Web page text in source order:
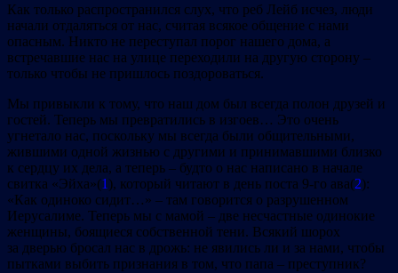
Как только распространился слух, что реб Лейб исчез, люди
начали отдаляться от нас, считая всякое общение с нами
опасным. Никто не переступал порог нашего дома, а
встречавшие нас на улице переходили на другую сторону –
только чтобы не пришлось поздороваться.
Мы привыкли к тому, что наш дом был всегда полон друзей и
гостей. Теперь мы превратились в изгоев… Это очень
угнетало нас, поскольку мы всегда были общительными,
жившими одной жизнью с другими и принимавшими близко
к сердцу их дела, а теперь – будто о нас написано в начале
свитка «Эйха»(1 ), который читают в день поста 9‐го ава(2):
«Как одиноко сидит…» – там говорится о разрушенном
Иерусалиме. Теперь мы с мамой – две несчастные одинокие
женщины, боящиеся собственной тени. Всякий шорох
за дверью бросал нас в дрожь: не явились ли и за нами, чтобы
пытками выбить признания в том, что папа – преступник?